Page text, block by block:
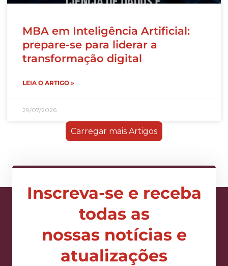
MBA em Inteligência Artificial:
prepare-se para liderar a
transformação digital
LEIA O ARTIGO »
29/07/2026
Carregar mais Artigos
Inscreva-se e receba
todas as
nossas notícias e
atualizações